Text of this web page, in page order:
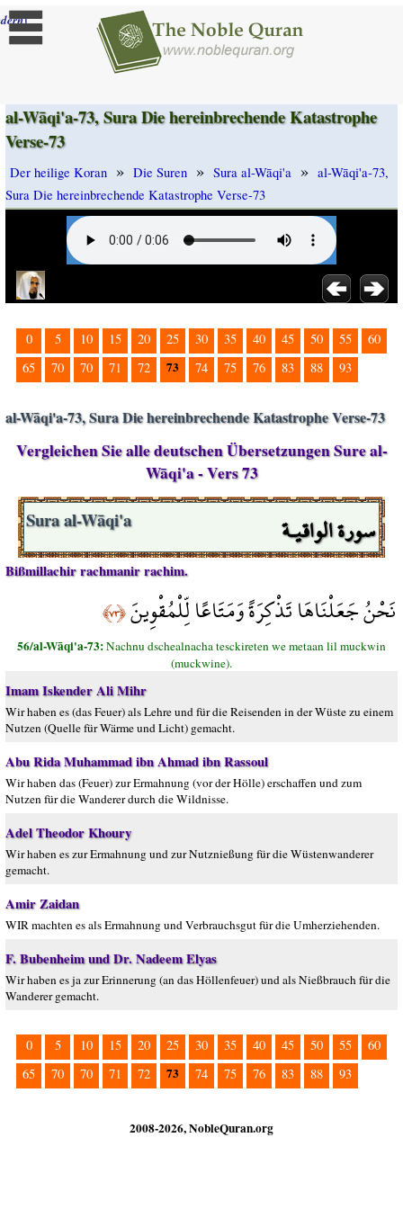
]
al-Wāqi'a-73, Sura Die hereinbrechende Katastrophe
Verse-73
Der heilige Koran » Die Suren » Sura al-Wāqi'a » al-Wāqi'a-73,
Sura Die hereinbrechende Katastrophe Verse-73
0 5 10 15 20 25 30 35 40 45 50 55
60
65
70 70 71 72 73 74 75 76 83 88 93
al-Wāqi'a-73, Sura Die hereinbrechende Katastrophe Verse-73
Vergleichen Sie alle deutschen Übersetzungen Sure al-
Wāqi'a - Vers 73
سورة الواقيـة Sura al-Wāqi'a
Bißmillachir rachmanir rachim.
نَحْنُ جَعَلْنَاهَا تَذْكِرَةً وَمَتَاعًا لِّلْمُقْوِينَ﴿٧٣﴾
56/al-Wāqi'a-73:Nachnu dschealnacha tesckireten we metaan lil muckwin
(muckwine).
Imam Iskender Ali Mihr
Wir haben es (das Feuer) als Lehre und für die Reisenden in der Wüste zu einem
Nutzen (Quelle für Wärme und Licht) gemacht.
Abu Rida Muhammad ibn Ahmad ibn Rassoul
Wir haben das (Feuer) zur Ermahnung (vor der Hölle) erschaffen und zum
Nutzen für die Wanderer durch die Wildnisse.
Adel Theodor Khoury
Wir haben es zur Ermahnung und zur Nutznießung für die Wüstenwanderer
gemacht.
Amir Zaidan
WIR machten es als Ermahnung und Verbrauchsgut für die Umherziehenden.
F. Bubenheim und Dr. Nadeem Elyas
Wir haben es ja zur Erinnerung (an das Höllenfeuer) und als Nießbrauch für die
Wanderer gemacht.
0 5 10 15 20 25 30 35 40 45 50 55
60
65
70 70 71 72 73 74 75 76 83 88 93
2008-2026, NobleQuran.org